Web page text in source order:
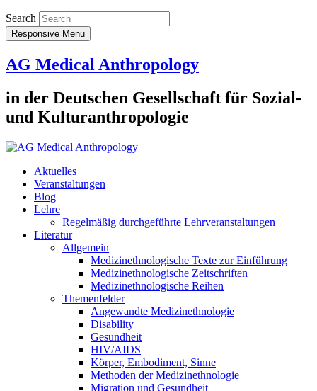
Search
Responsive Menu
AG Medical Anthropology
in der Deutschen Gesellschaft für Sozial-
und Kulturanthropologie
Aktuelles
Veranstaltungen
Blog
Lehre
Regelmäßig durchgeführte Lehrveranstaltungen
Literatur
Allgemein
Medizinethnologische Texte zur Einführung
Medizinethnologische Zeitschriften
Medizinethnologische Reihen
Themenfelder
Angewandte Medizinethnologie
Disability
Gesundheit
HIV/AIDS
Körper, Embodiment, Sinne
Methoden der Medizinethnologie
Migration und Gesundheit